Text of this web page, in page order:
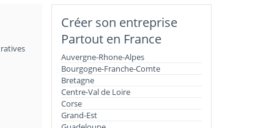
Créer son entreprise
Partout en France
Auvergne-Rhone-Alpes
Bourgogne-Franche-Comte
Bretagne
Centre-Val de Loire
Corse
Grand-Est